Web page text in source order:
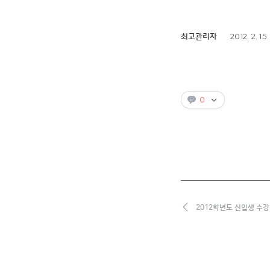
최고관리자 2012. 2. 15
0
2012학년도 신입생 수